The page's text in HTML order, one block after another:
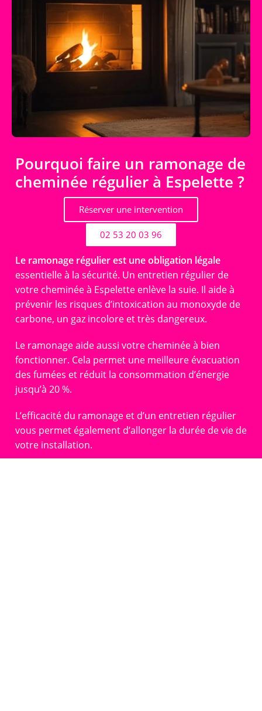
Pourquoi faire un ramonage de
cheminée régulier à Espelette ?
Réserver une intervention
02 53 20 03 96
Le ramonage régulier est une obligation légale
essentielle à la sécurité. Un entretien régulier de
votre cheminée à Espelette enlève la suie. Il aide à
prévenir les risques d’intoxication au monoxyde de
carbone, un gaz incolore et très dangereux.
Le ramonage aide aussi votre cheminée à bien
fonctionner. Cela permet une meilleure évacuation
des fumées et réduit la consommation d’énergie
jusqu’à 20 %.
L’efficacité du ramonage et d’un entretien régulier
vous permet également d’allonger la durée de vie de
votre installation.